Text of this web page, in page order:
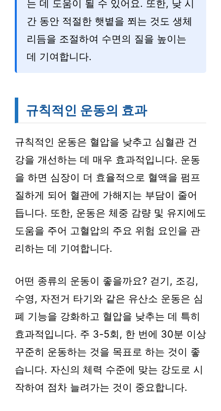
는 데 도움이 될 수 있어요. 또한, 낮 시
간 동안 적절한 햇볕을 쬐는 것도 생체
리듬을 조절하여 수면의 질을 높이는
데 기여합니다.
규칙적인 운동의 효과
규칙적인 운동은 혈압을 낮추고 심혈관 건
강을 개선하는 데 매우 효과적입니다. 운동
을 하면 심장이 더 효율적으로 혈액을 펌프
질하게 되어 혈관에 가해지는 부담이 줄어
듭니다. 또한, 운동은 체중 감량 및 유지에도
도움을 주어 고혈압의 주요 위험 요인을 관
리하는 데 기여합니다.
어떤 종류의 운동이 좋을까요? 걷기, 조깅,
수영, 자전거 타기와 같은 유산소 운동은 심
폐 기능을 강화하고 혈압을 낮추는 데 특히
효과적입니다. 주 3-5회, 한 번에 30분 이상
꾸준히 운동하는 것을 목표로 하는 것이 좋
습니다. 자신의 체력 수준에 맞는 강도로 시
작하여 점차 늘려가는 것이 중요합니다.